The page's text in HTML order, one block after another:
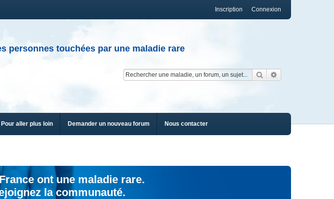
Connexion
Inscription
personnes touchées par une maladie rare
Rechercher
Pour aller plus loin Demander un nouveau forum Nous contacter
ont une maladie rare.
la communauté.